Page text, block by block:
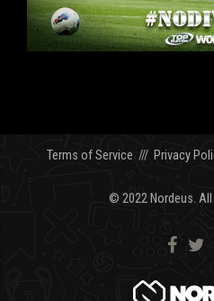
Terms of Service /// Privacy
© 2022 Nordeus. All